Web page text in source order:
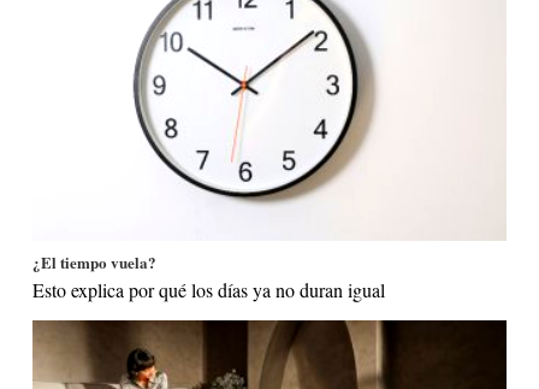
¿El tiempo vuela?
Esto explica por qué los días ya no duran igual